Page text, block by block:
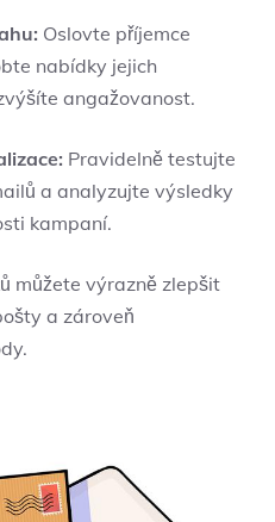
Oslovte příjemce
nabídky jejich
angažovanost.
Pravidelně testujte
a analyzujte výsledky
kampaní.
můžete výrazně zlepšit
a zároveň